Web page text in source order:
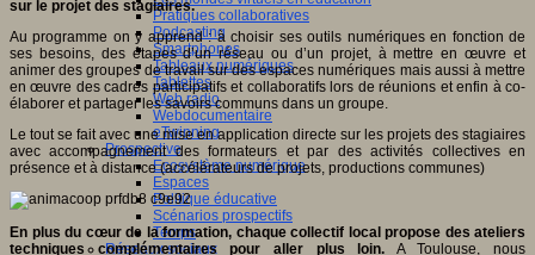
Pratiques collaboratives
Podcasting
Smartphones
Tableaux numériques
Tablettes
Web radio
Webdocumentaire
eTwinning
Prospective
Ecosystème numérique
Espaces
Politique éducative
Scénarios prospectifs
Temps
Réseaux sociaux
sur le projet des stagiaires.
Au programme on y apprend : à choisir ses outils numériques en fonction de
ses besoins, des étapes d’un réseau ou d’un projet, à mettre en œuvre et
animer des groupes de travail sur des espaces numériques mais aussi à mettre
en œuvre des cadres participatifs et collaboratifs lors de réunions et enfin à co-
élaborer et partager les savoirs communs dans un groupe.
Le tout se fait avec une mise en application directe sur les projets des stagiaires
avec accompagnement des formateurs et par des activités collectives en
présence et à distance (accélérateurs de projets, productions communes)
En plus du cœur de la formation, chaque collectif local propose des ateliers
techniques complémentaires pour aller plus loin. A Toulouse, nous